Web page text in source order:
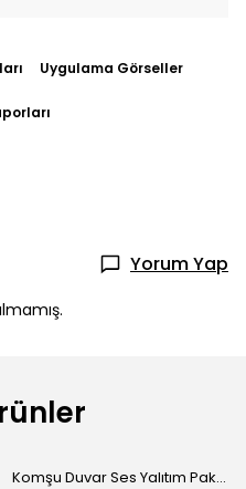
Uygulama Görseller
Yorum Yap
Komşu Duvar Ses Yalıtım Paketi (L)